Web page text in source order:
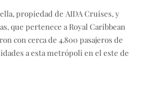
propiedad de AIDA Cruises, y
que pertenece a Royal Caribbean
con cerca de 4.800 pasajeros de
a esta metrópoli en el este de